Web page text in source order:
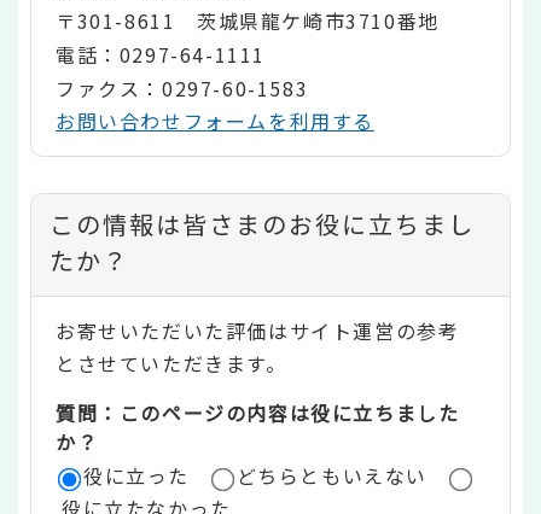
〒301-8611 茨城県龍ケ崎市3710番地
電話：0297-64-1111
ファクス：0297-60-1583
お問い合わせフォームを利用する
コ
ン
テ
ン
ツ
評
価
この情報は皆さまのお役に立ちまし
たか？
お寄せいただいた評価はサイト運営の参考
とさせていただきます。
質問：このページの内容は役に立ちました
か？
役に立った
どちらともいえない